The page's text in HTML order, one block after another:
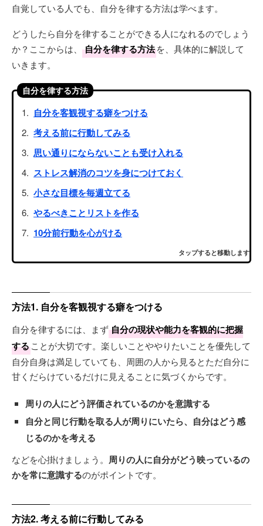
自覚している人でも、自分を律する方法は学べます。
どうしたら自分を律することができる人になれるのでしょう
か？ここからは、
自分を律する方法を、具体的に解説して
いきます。
自分を律する方法
自分を客観視する癖をつける
考える前に行動してみる
思い通りにならないことも受け入れる
ストレス解消のコツを身につけておく
小さな目標を毎週立てる
やるべきことリストを作る
10分前行動を心がける
タップすると移動します
方法1. 自分を客観視する癖をつける
自分を律するには、まず自分の現状や能力を客観的に把握
することが大切です。楽しいことややりたいことを優先して
自分自身は満足していても、周囲の人から見るとただ自分に
甘くだらけているだけに見えることに気づくからです。
周りの人にどう評価されているのかを意識する
自分と同じ行動を取る人が周りにいたら、自分はどう感
じるのかを考える
などを心掛けましょう。 周りの人に自分がどう映っているの
かを常に意識するのがポイントです。
方法2. 考える前に行動してみる